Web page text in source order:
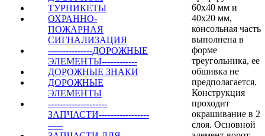
ТУРНИКЕТЫ
ОХРАННО-
ПОЖАРНАЯ
СИГНАЛИЗАЦИЯ
---------------ДОРОЖНЫЕ
ЭЛЕМЕНТЫ------------
ДОРОЖНЫЕ ЗНАКИ
ДОРОЖНЫЕ
ЭЛЕМЕНТЫ
--------------------
ЗАПЧАСТИ-----------------
-----
60х40 мм и
40х20 мм,
консольная часть
выполнена в
форме
треугольника, ее
обшивка не
предполагается.
Конструкция
проходит
окрашивание в 2
слоя. Основной